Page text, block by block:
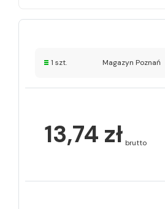
1 szt. Magazyn Poznań
13,74 zł brutto